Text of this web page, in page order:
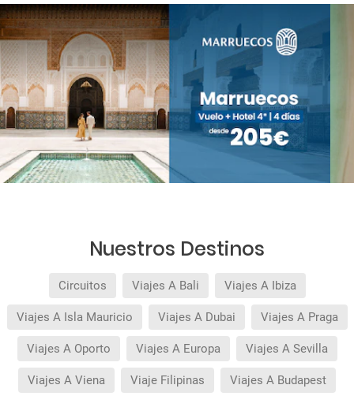
Nuestros Destinos
Circuitos Viajes A Bali Viajes A Ibiza
Viajes A Isla Mauricio Viajes A Dubai Viajes A Praga
Viajes A Oporto Viajes A Europa Viajes A Sevilla
Viajes A Viena Viaje Filipinas Viajes A Budapest